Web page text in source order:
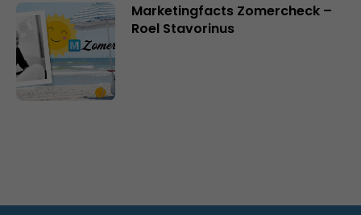
Marketingfacts Zomercheck –
Roel Stavorinus